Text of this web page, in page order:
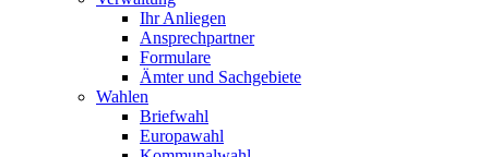
Ihr Anliegen
Ansprechpartner
Formulare
Ämter und Sachgebiete
Wahlen
Briefwahl
Europawahl